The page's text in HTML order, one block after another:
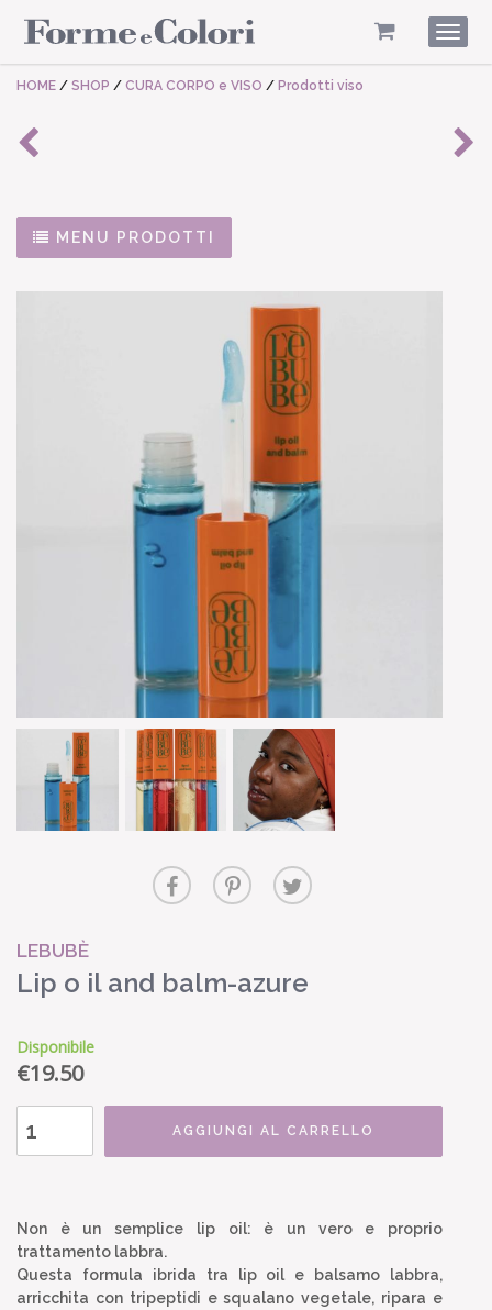
HOME / SHOP / CURA CORPO e VISO / Prodotti viso
MENU PRODOTTI
LEBUBÈ
Lip o il and balm-azure
Disponibile
€19.50
AGGIUNGI AL CARRELLO
Non è un semplice lip oil: è un vero e proprio
trattamento labbra.
Questa formula ibrida tra lip oil e balsamo labbra,
arricchita con tripeptidi e squalano vegetale, ripara e